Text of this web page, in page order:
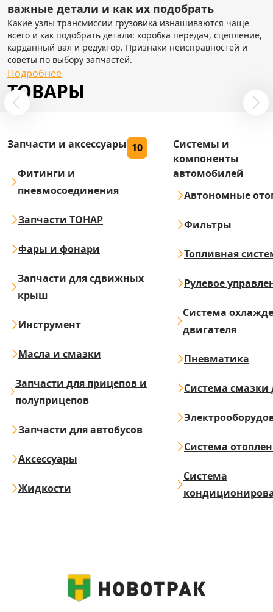
важные детали и как их подобрать
Какие узлы трансмиссии грузовика изнашиваются чаще
всего и как подобрать детали: коробка передач, сцепление,
карданный вал и редуктор. Признаки неисправностей и
советы по выбору запчастей.
Подробнее
ТОВАРЫ
Запчасти и аксессуары 10
Фитинги и
пневмосоединения
Запчасти ТОНАР
Фары и фонари
Запчасти для сдвижных
крыш
Инструмент
Масла и смазки
Запчасти для прицепов и
полуприцепов
Запчасти для автобусов
Аксессуары
Жидкости
Системы и
компоненты
автомобилей
Автономные
Фильтры
Топливная
Рулевое
Система
двигателя
Пневматика
Система смазки
Система
Система